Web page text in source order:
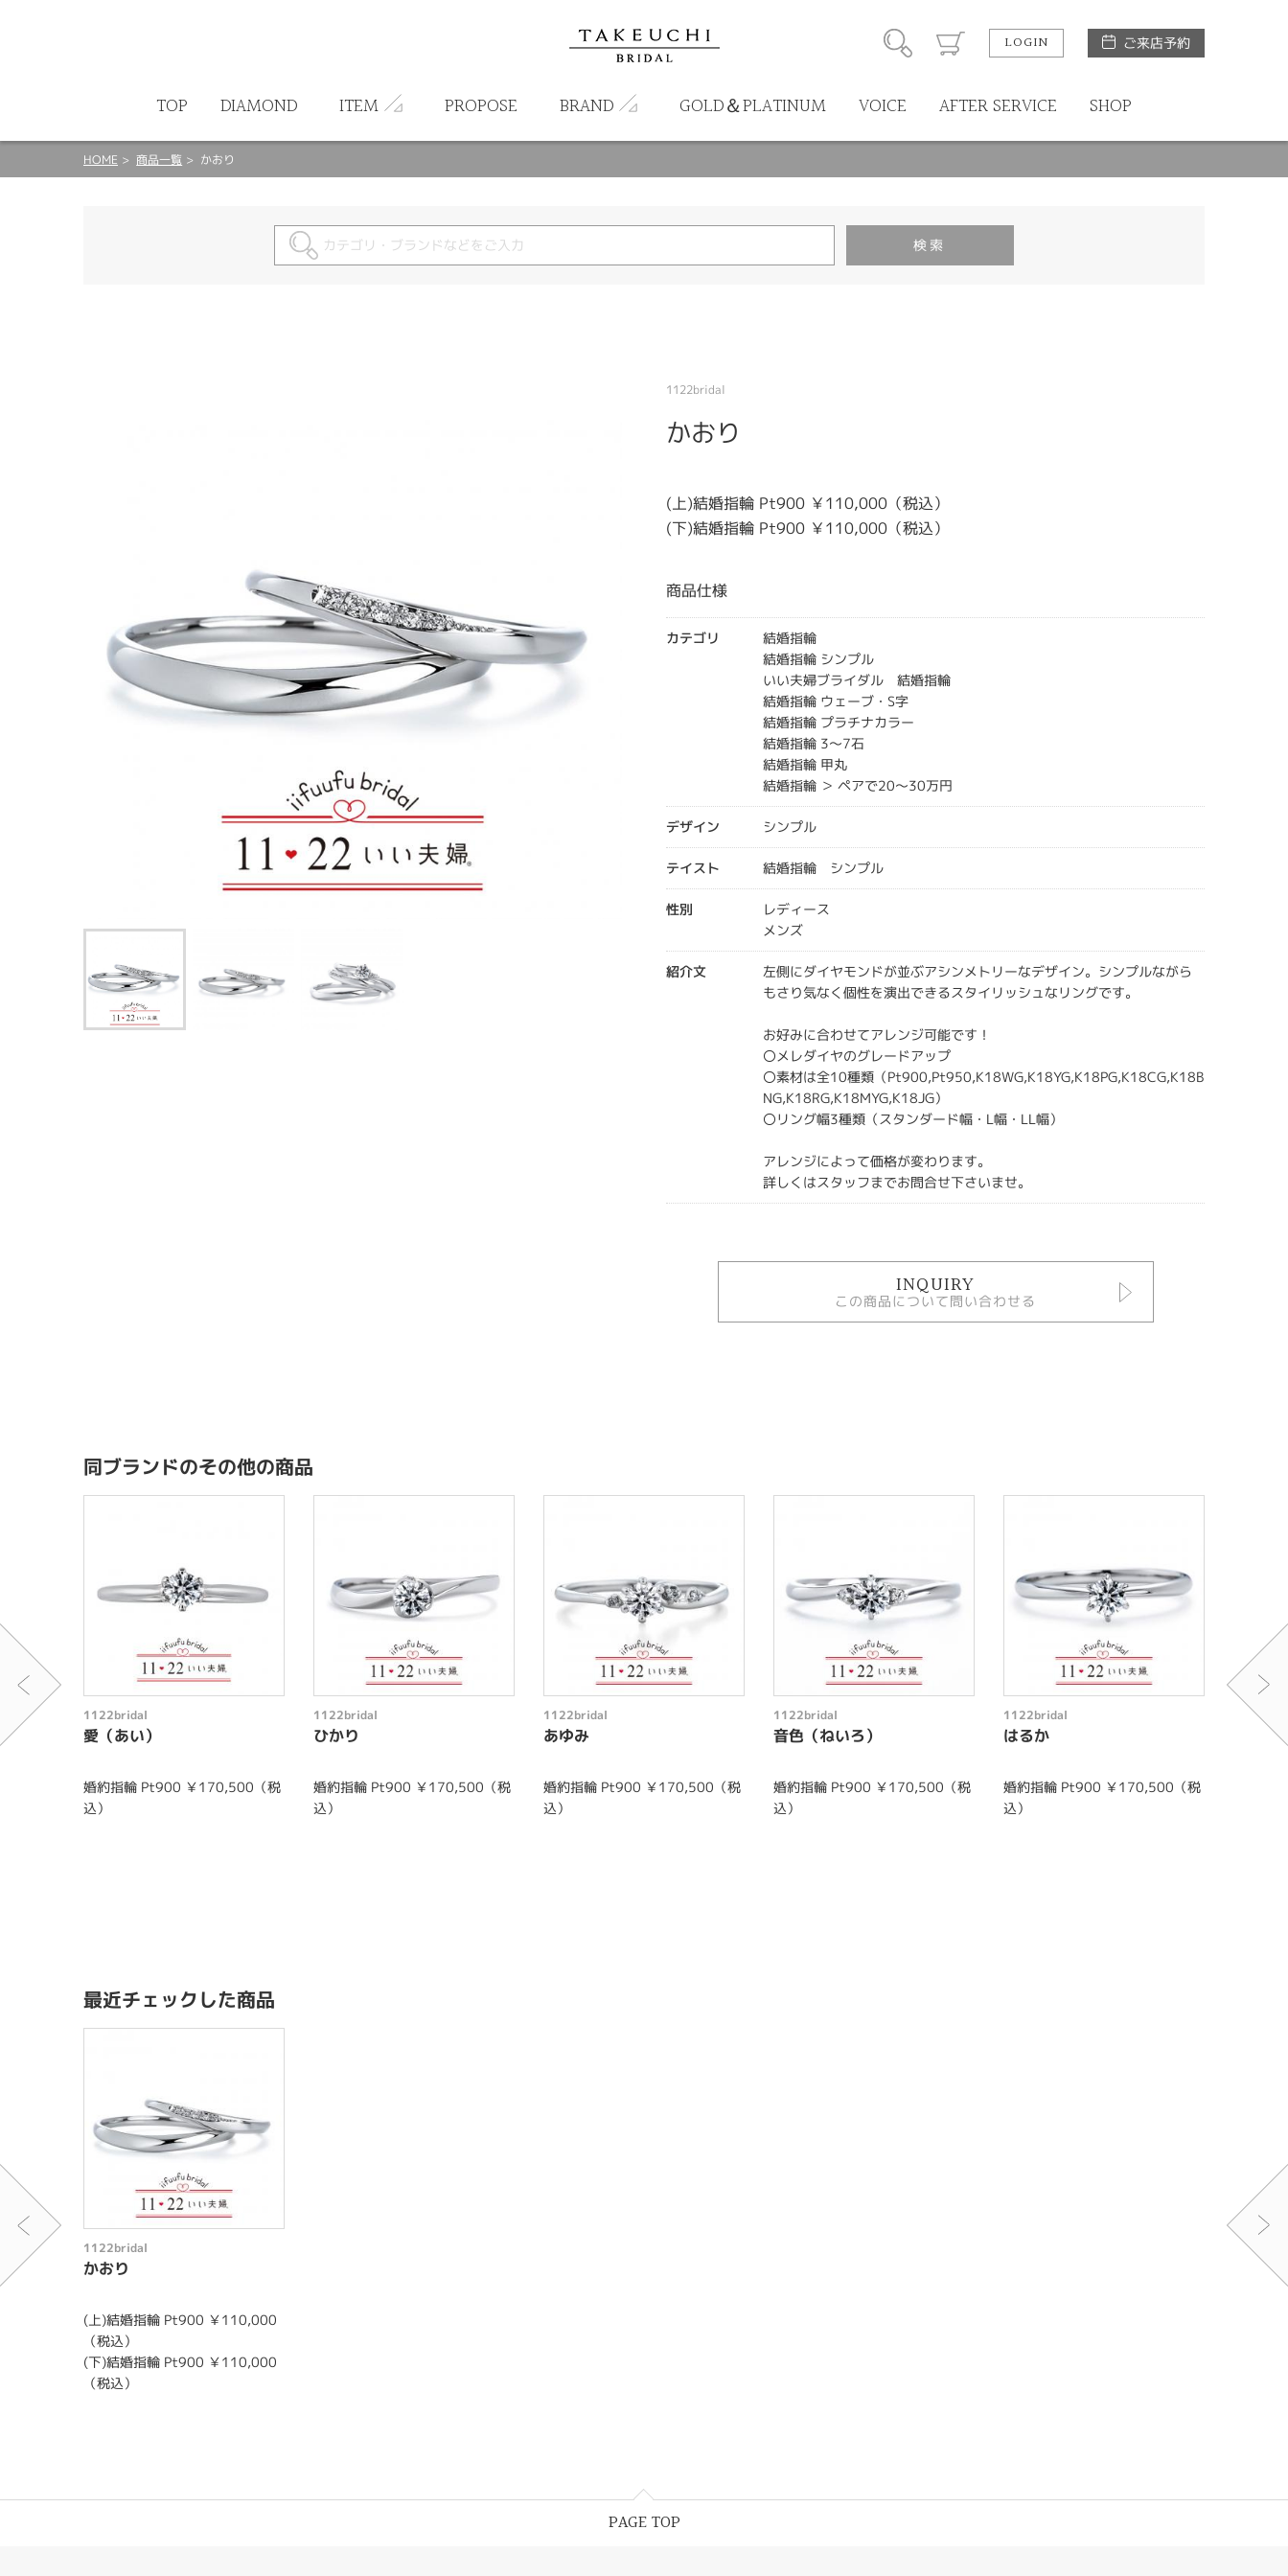
LOGIN ご来店予約
TOP DIAMOND ITEM PROPOSE BRAND GOLD＆PLATINUM VOICE AFTER SERVICE SHOP
HOME 商品一覧 かおり
1122bridal
かおり
(上)結婚指輪 Pt900 ￥110,000（税込）
(下)結婚指輪 Pt900 ￥110,000（税込）
商品仕様
カテゴリ
結婚指輪
結婚指輪 シンプル
いい夫婦ブライダル 結婚指輪
結婚指輪 ウェーブ・S字
結婚指輪 プラチナカラー
結婚指輪 3～7石
結婚指輪 甲丸
結婚指輪 ＞ ペアで20～30万円
デザイン シンプル
テイスト 結婚指輪 シンプル
性別
レディース
メンズ
紹介文
左側にダイヤモンドが並ぶアシンメトリーなデザイン。シンプルながら
もさり気なく個性を演出できるスタイリッシュなリングです。
お好みに合わせてアレンジ可能です！
〇メレダイヤのグレードアップ
〇素材は全10種類（Pt900,Pt950,K18WG,K18YG,K18PG,K18CG,K18B
NG,K18RG,K18MYG,K18JG）
〇リング幅3種類（スタンダード幅・L幅・LL幅）
アレンジによって価格が変わります。
詳しくはスタッフまでお問合せ下さいませ。
INQUIRY
この商品について問い合わせる
同ブランドのその他の商品
1122bridal
愛（あい）
婚約指輪 Pt900 ￥170,500（税
込）
1122bridal
ひかり
婚約指輪 Pt900 ￥170,500（税
込）
1122bridal
あゆみ
婚約指輪 Pt900 ￥170,500（税
込）
1122bridal
音色（ねいろ）
婚約指輪 Pt900 ￥170,500（税
込）
1122bridal
はるか
婚約指輪 Pt900 ￥170,500（税
込）
あかり
最近チェックした商品
1122bridal
かおり
(上)結婚指輪 Pt900 ￥110,000
（税込）
(下)結婚指輪 Pt900 ￥110,000
（税込）
PAGE TOP